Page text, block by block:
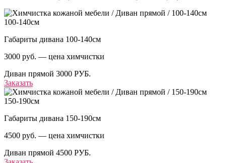
100-140см
Габариты дивана 100-140см
3000 руб. — цена химчистки
Диван прямой 3000 РУБ.
Заказать
150-190см
Габариты дивана 150-190см
4500 руб. — цена химчистки
Диван прямой 4500 РУБ.